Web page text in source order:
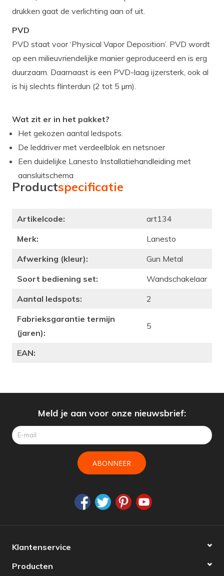
drukken gaat de verlichting aan of uit.
PVD
PVD staat voor ‘Physical Vapor Deposition’. PVD wordt
op een milieuvriendelijke manier geproduceerd en is erg
duurzaam. Daarnaast is een PVD-laag ijzersterk, ook al
is hij slechts flinterdun (2 tot 5 µm).
Wat zit er in het pakket?
Het gekozen aantal ledspots.
De leddriver met verdeelblok en netsnoer
Een duidelijke Lanesto Installatiehandleiding met
aansluitschema
Productspecificatie
Artikelcode:
art134
Merk:
Lanesto
Afwerking (kleur):
Gun Metal
Soort bediening set:
Wandschakelaar
Aantal ledspots:
2
Fabrieksgarantie termijn
(jaren):
5
EAN:
Meld je aan voor onze nieuwsbrief:
ABONNEER
Klantenservice
Producten